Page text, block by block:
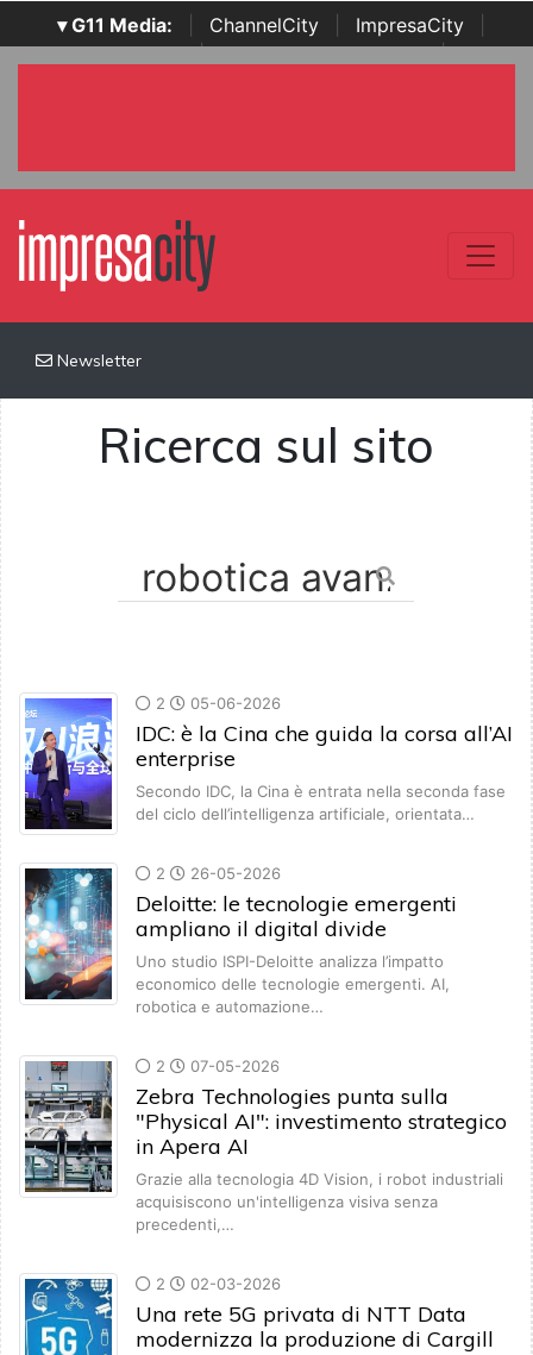
▾ G11 Media: ChannelCity ImpresaCity
SecurityOpenLab | Italian Channel Awards | Italian
Newsletter
Ricerca sul sito
2 05-06-2026
IDC: è la Cina che guida la corsa all’AI
enterprise
Secondo IDC, la Cina è entrata nella seconda fase
del ciclo dell’intelligenza artificiale, orientata…
2 26-05-2026
Deloitte: le tecnologie emergenti
ampliano il digital divide
Uno studio ISPI-Deloitte analizza l’impatto
economico delle tecnologie emergenti. AI,
robotica e automazione…
2 07-05-2026
Zebra Technologies punta sulla
"Physical AI": investimento strategico
in Apera AI
Grazie alla tecnologia 4D Vision, i robot industriali
acquisiscono un'intelligenza visiva senza
precedenti,…
2 02-03-2026
Una rete 5G privata di NTT Data
modernizza la produzione di Cargill